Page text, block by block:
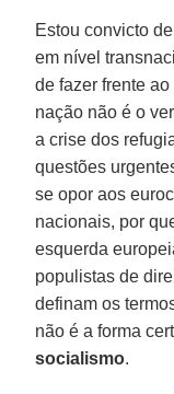
Estou convicto
em nível
de fazer frente ao
nação não é o
a crise dos
questões
se opor aos
nacionais, por
esquerda
populistas de
definam os
não é a forma
socialismo.